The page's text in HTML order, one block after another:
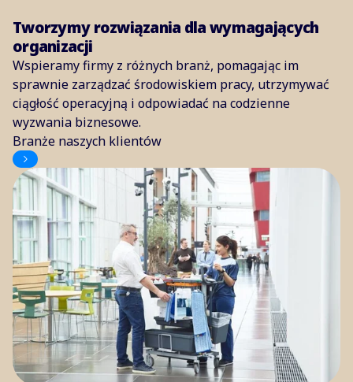
Tworzymy rozwiązania dla wymagających
organizacji
Wspieramy firmy z różnych branż, pomagając im
sprawnie zarządzać środowiskiem pracy, utrzymywać
ciągłość operacyjną i odpowiadać na codzienne
wyzwania biznesowe.
Branże naszych klientów